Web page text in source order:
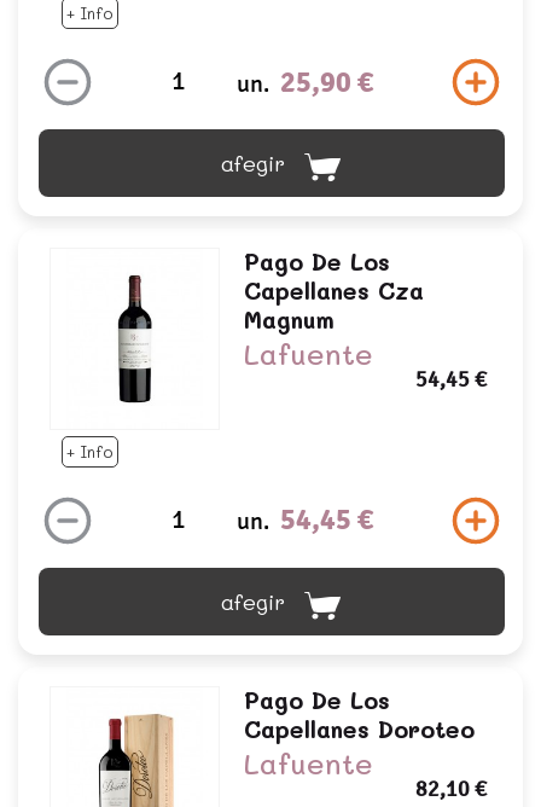
+ Info
un. 25,90 €
afegir
+ Info
Pago De Los
Capellanes Cza
Magnum
Lafuente
54,45 €
un. 54,45 €
afegir
Pago De Los
Capellanes Doroteo
Lafuente
82,10 €